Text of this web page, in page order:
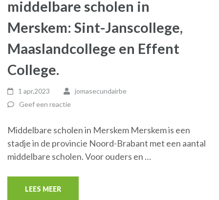
middelbare scholen in
Merskem: Sint-Janscollege,
Maaslandcollege en Effent
College.
1 apr,2023
jomasecundairbe
Geef een reactie
Middelbare scholen in Merskem Merskem is een
stadje in de provincie Noord-Brabant met een aantal
middelbare scholen. Voor ouders en …
LEES MEER